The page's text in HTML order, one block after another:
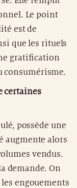
Le point
est de
que les rituels
gratification
consumérisme.
certaines
possède une
augmente alors
vendus.
demande. On
engouements